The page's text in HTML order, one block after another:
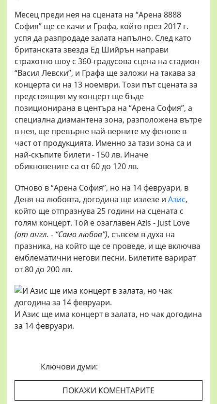
Месец преди нея на сцената на “Арена 8888
София” ще се качи и Графа, който през 2017 г.
успя да разпродаде залата напълно. След като
британската звезда Ед Шийрън направи
страхотно шоу с 360-градусова сцена на стадион
“Васил Левски”, и Графа ще заложи на такава за
концерта си на 13 ноември. Този път сцената за
предстоящия му концерт ще бъде
позиционирана в центъра на “Арена София”, а
специална диамантена зона, разположена вътре
в нея, ще превърне най-верните му фенове в
част от продукцията. Именно за тази зона са и
най-скъпите билети - 150 лв. Иначе
обикновените са от 60 до 120 лв.
Отново в “Арена София”, но на 14 февруари, в
Деня на любовта, догодина ще излезе и Азис,
който ще отпразнува 25 години на сцената с
голям концерт. Той е озаглавен Azis - Just Love
(от англ. - “Само любов”), съвсем в духа на
празника, на който ще се проведе, и ще включва
емблематични негови песни. Билетите варират
от 80 до 200 лв.
И Азис ще има концерт в залата, но чак догодина
за 14 февруари.
Ключови думи:
ПОКАЖИ КОМЕНТАРИТЕ